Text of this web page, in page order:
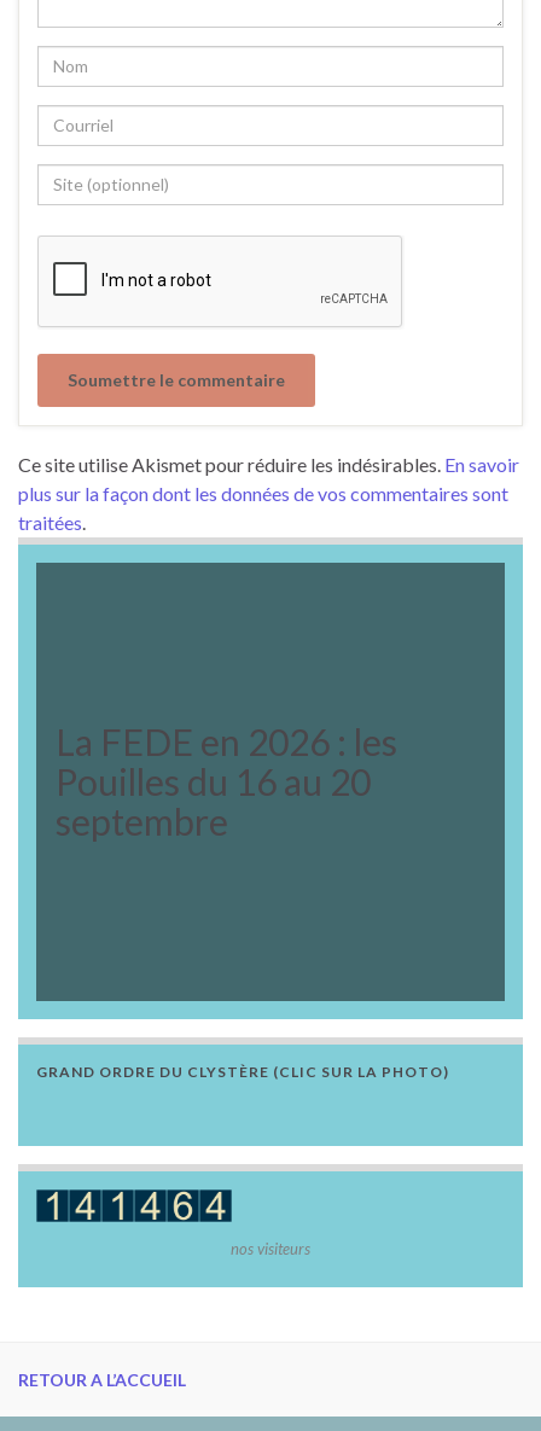
Ce site utilise Akismet pour réduire les indésirables. En savoir
plus sur la façon dont les données de vos commentaires sont
traitées.
La FEDE en 2026 : les
Pouilles du 16 au 20
septembre
GRAND ORDRE DU CLYSTÈRE (CLIC SUR LA PHOTO)
nos visiteurs
RETOUR A L’ACCUEIL